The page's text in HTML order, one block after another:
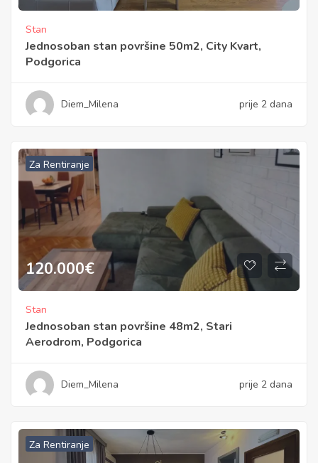
Stan
Jednosoban stan površine 50m2, City Kvart,
Podgorica
Diem_Milena prije 2 dana
Za Rentiranje
120.000€
Stan
Jednosoban stan površine 48m2, Stari
Aerodrom, Podgorica
Diem_Milena prije 2 dana
Za Rentiranje